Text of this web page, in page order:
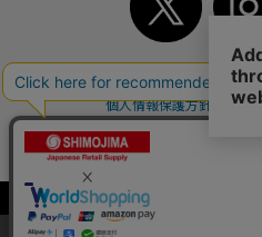
当サイトはクッキー（Cookie）を使用
TOP 初めてご利用のお客様へ
個人情報保護方針
特
よくあるご質問
お問い合わ
サイトマップ
Copyright© 2018 SHIMOJIMA